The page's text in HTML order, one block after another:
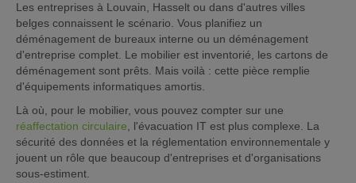
Les entreprises à Louvain, Hasselt ou dans d'autres villes
belges connaissent le scénario. Vous planifiez un
déménagement de bureaux interne ou un déménagement
d'entreprise complet. Le mobilier est inventorié, les cartons de
déménagement sont prêts. Mais voilà : cette pièce remplie
d'équipements informatiques amortis.
Là où, pour le mobilier, vous pouvez compter sur une
réaffectation circulaire, l'évacuation IT est plus complexe. La
sécurité des données et la réglementation environnementale y
jouent un rôle que beaucoup d'entreprises et d'organisations
sous-estiment.